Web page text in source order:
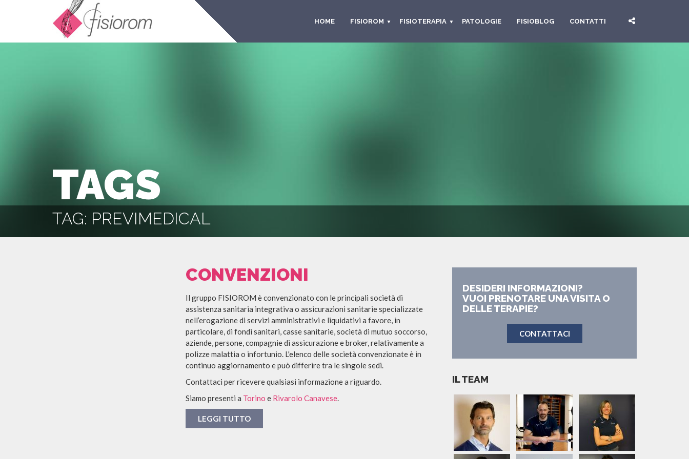
HOME FISIOROM FISIOTERAPIA PATOLOGIE FISIOBLOG CONTATTI
TAGS
TAG: PREVIMEDICAL
CONVENZIONI
Il gruppo FISIOROM è convenzionato con le principali società di
assistenza sanitaria integrativa o assicurazioni sanitarie specializzate
nell’erogazione di servizi amministrativi e liquidativi a favore, in
particolare, di fondi sanitari, casse sanitarie, società di mutuo soccorso,
aziende, persone, compagnie di assicurazione e broker, relativamente a
polizze malattia o infortunio. L'elenco delle società convenzionate è in
continuo aggiornamento e può differire tra le singole sedi.
Contattaci per ricevere qualsiasi informazione a riguardo.
Siamo presenti a Torino e Rivarolo Canavese.
LEGGI TUTTO
DESIDERI INFORMAZIONI?
VUOI PRENOTARE UNA VISITA O
DELLE TERAPIE?
CONTATTACI
IL TEAM